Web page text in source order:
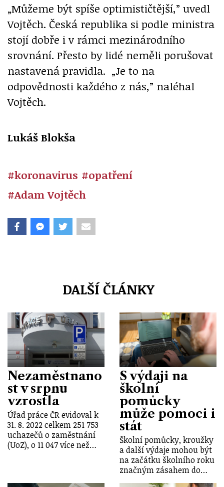
„Můžeme být spíše optimističtější,” uvedl
Vojtěch. Česká republika si podle ministra
stojí dobře i v rámci mezinárodního
srovnání. Přesto by lidé neměli porušovat
nastavená pravidla. „Je to na
odpovědnosti každého z nás,” naléhal
Vojtěch.
Lukáš Blokša
#koronavirus #opatření
#Adam Vojtěch
DALŠÍ ČLÁNKY
Nezaměstnano
st v srpnu
vzrostla
Úřad práce ČR evidoval k
31. 8. 2022 celkem 251 753
uchazečů o zaměstnání
(UoZ), o 11 047 více než…
S výdaji na
školní
pomůcky
může pomoci i
stát
Školní pomůcky, kroužky
a další výdaje mohou být
na začátku školního roku
značným zásahem do…